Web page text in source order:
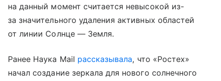
на данный момент считается невысокой из-
за значительного удаления активных областей
от линии Солнце — Земля.
Ранее Наука Mail рассказывала, что «Ростех»
начал создание зеркала для нового солнечного